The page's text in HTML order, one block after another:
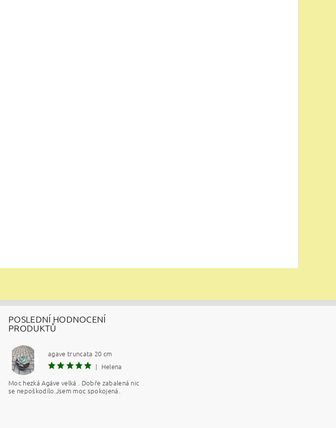
POSLEDNÍ HODNOCENÍ
PRODUKTŮ
agave truncata 20 cm
| Helena
Moc hezká Agáve velká . Dobře zabalená nic
se nepoškodílo.Jsem moc spokojená.